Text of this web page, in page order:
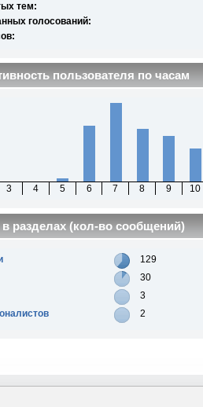
тем:
голосований:
пользователя по часам
3 4 5 6 7 8 9 10
в разделах (кол-во сообщений)
129
30
3
2